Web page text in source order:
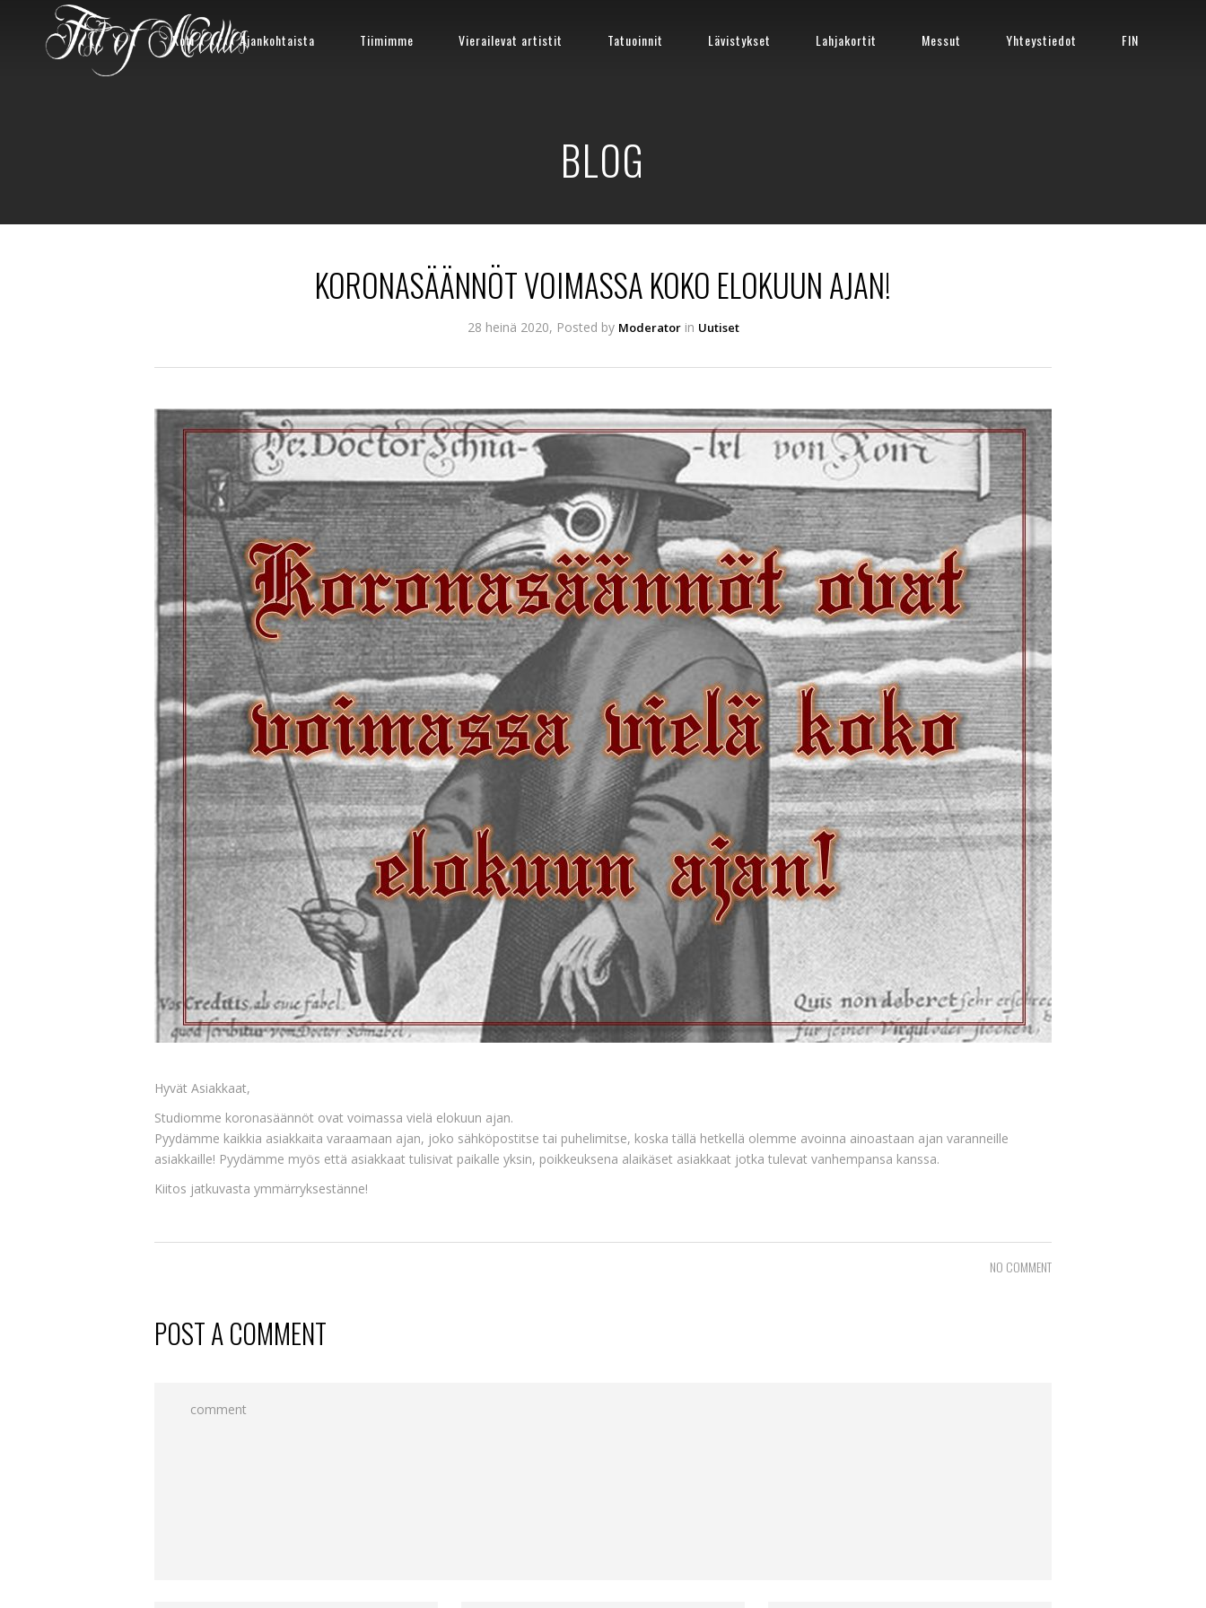
Koti Ajankohtaista Tiimimme Vierailevat artistit Tatuoinnit Lävistykset Lahjakortit Messut Yhteystiedot FIN
BLOG
KORONASÄÄNNÖT VOIMASSA KOKO ELOKUUN AJAN!
28 heinä 2020, Posted by Moderatorin Uutiset
Hyvät Asiakkaat,
Studiomme koronasäännöt ovat voimassa vielä elokuun ajan.
Pyydämme kaikkia asiakkaita varaamaan ajan, joko sähköpostitse tai puhelimitse, koska tällä hetkellä olemme avoinna ainoastaan ajan varanneille
asiakkaille! Pyydämme myös että asiakkaat tulisivat paikalle yksin, poikkeuksena alaikäset asiakkaat jotka tulevat vanhempansa kanssa.
Kiitos jatkuvasta ymmärryksestänne!
NO COMMENT
POST A COMMENT